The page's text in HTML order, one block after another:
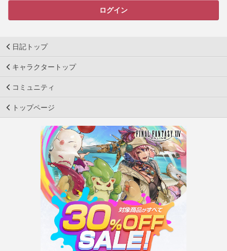
ログイン
日記トップ
キャラクタートップ
コミュニティ
トップページ